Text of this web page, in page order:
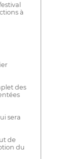
à
des
sera
de
du